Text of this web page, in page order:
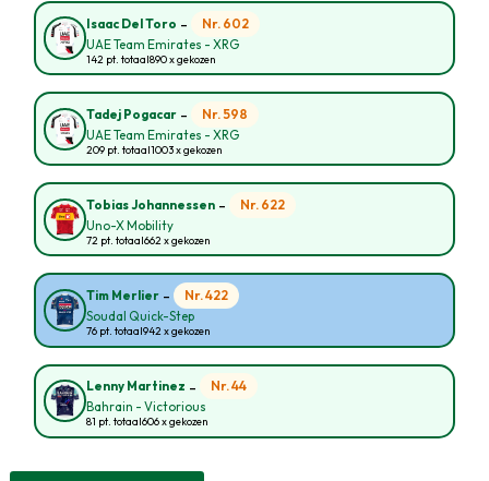
Isaac Del Toro - Nr. 602
UAE Team Emirates - XRG
142 pt. totaal890 x gekozen
Tadej Pogacar - Nr. 598
UAE Team Emirates - XRG
209 pt. totaal1003 x gekozen
Tobias Johannessen - Nr. 622
Uno-X Mobility
72 pt. totaal662 x gekozen
Tim Merlier - Nr. 422
Soudal Quick-Step
76 pt. totaal942 x gekozen
Lenny Martinez - Nr. 44
Bahrain - Victorious
81 pt. totaal606 x gekozen